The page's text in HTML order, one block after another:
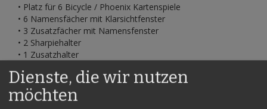
• Platz für 6 Bicycle / Phoenix Kartenspiele
• 6 Namensfächer mit Klarsichtfenster
• 3 Zusatzfächer mit Namensfenster
• 2 Sharpiehalter
• 1 Zusatzhalter
• Universalfach mit Reißverschluss
Das Procarry selbst hat einen umlaufenden Reißverschluss,
Dienste, die wir nutzen
möchten